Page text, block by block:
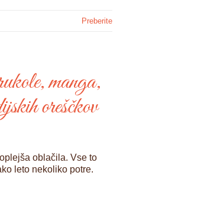
Preberite
manga,
oreščkov
oblačila. Vse to
leto nekoliko potre.